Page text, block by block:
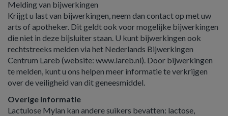
Melding van bijwerkingen
Krijgt u last van bijwerkingen, neem dan contact op met uw
arts of apotheker. Dit geldt ook voor mogelijke bijwerkingen
die niet in deze bijsluiter staan. U kunt bijwerkingen ook
rechtstreeks melden via het Nederlands Bijwerkingen
Centrum Lareb (website: www.lareb.nl). Door bijwerkingen
te melden, kunt u ons helpen meer informatie te verkrijgen
over de veiligheid van dit geneesmiddel.
Overige informatie
Lactulose Mylan kan andere suikers bevatten: lactose,